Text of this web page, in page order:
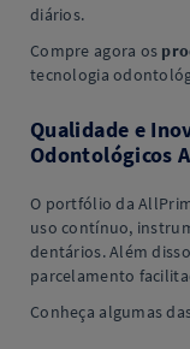
diários.
Compre agora os
tecnologia
Qualidade e
Odontológicos
O portfólio da
uso contínuo,
dentários. Além
parcelamento
Conheça algumas